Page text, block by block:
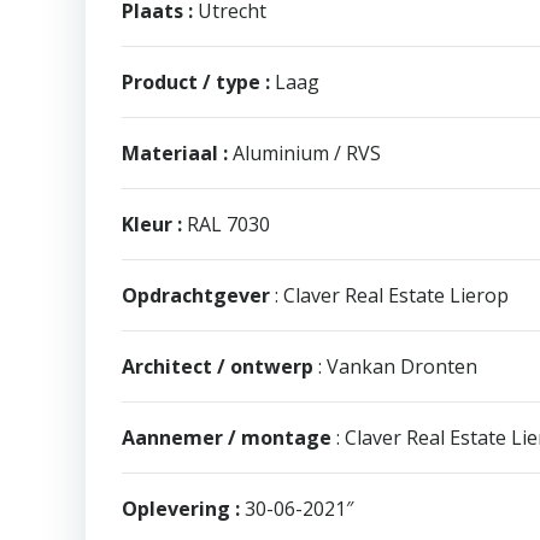
Plaats : Utrecht
Product / type : Laag
Materiaal :Aluminium / RVS
Kleur : RAL 7030
Opdrachtgever: Claver Real Estate Lierop
Architect / ontwerp : Vankan Dronten
Aannemer / montage : Claver Real Estate
Oplevering :30-06-2021″